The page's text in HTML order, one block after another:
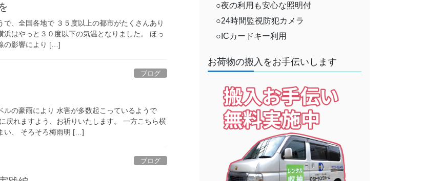
、全国各地で ３５度以上の都市がたくさんあり
はやっと３０度以下の気温となりました。 ほっ
の影響により […]
ブログ
の豪雨により 水害が多数起こっているようで
戻れますよう、お祈りいたします。 一方こちら横
い、 そろそろ梅雨明 […]
ブログ
○夜の利用も安心な照明付
○24時間監視防犯カメラ
○ICカードキー利用
お荷物の搬入をお手伝いします